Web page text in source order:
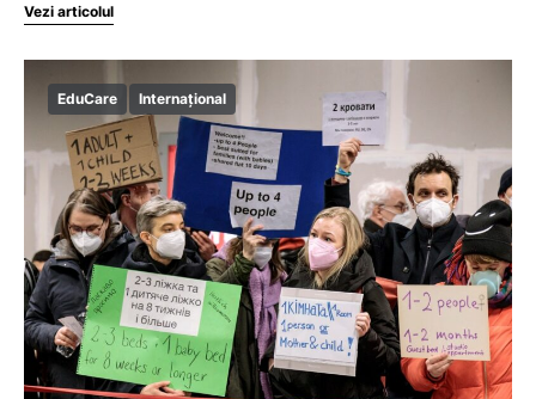
Vezi articolul
EduCare Internațional